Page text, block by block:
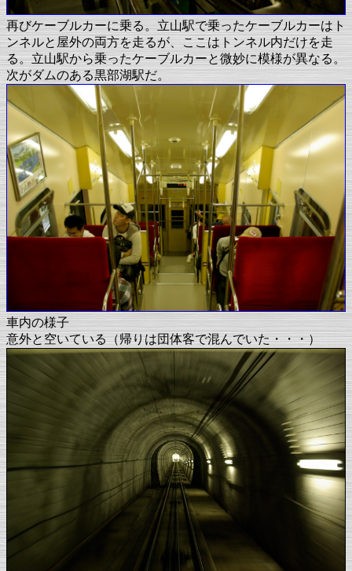
再びケーブルカーに乗る。立山駅で乗ったケーブルカーはト
ンネルと屋外の両方を走るが、ここはトンネル内だけを走
る。立山駅から乗ったケーブルカーと微妙に模様が異なる。
次がダムのある黒部湖駅だ。
車内の様子
意外と空いている（帰りは団体客で混んでいた・・・）